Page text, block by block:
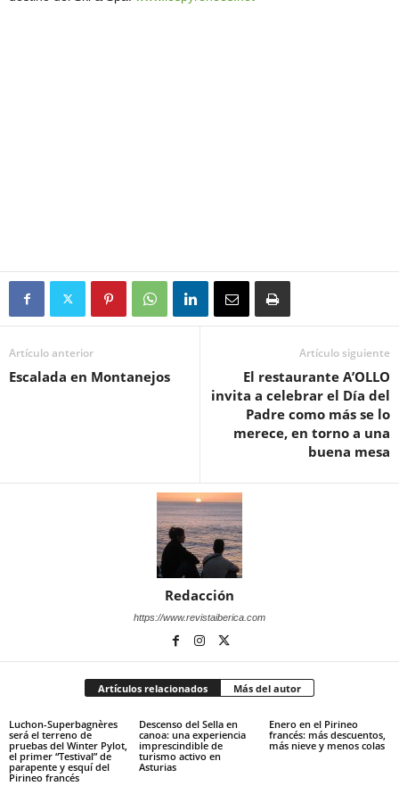
Artículo anterior
Escalada en Montanejos
Artículo siguiente
El restaurante A’OLLO
invita a celebrar el Día del
Padre como más se lo
merece, en torno a una
buena mesa
Redacción
https://www.revistaiberica.com
Artículos relacionados Más del autor
Luchon-Superbagnères
será el terreno de
pruebas del Winter Pylot,
el primer “Testival” de
parapente y esquí del
Pirineo francés
Descenso del Sella en
canoa: una experiencia
imprescindible de
turismo activo en
Asturias
Enero en el Pirineo
francés: más descuentos,
más nieve y menos colas